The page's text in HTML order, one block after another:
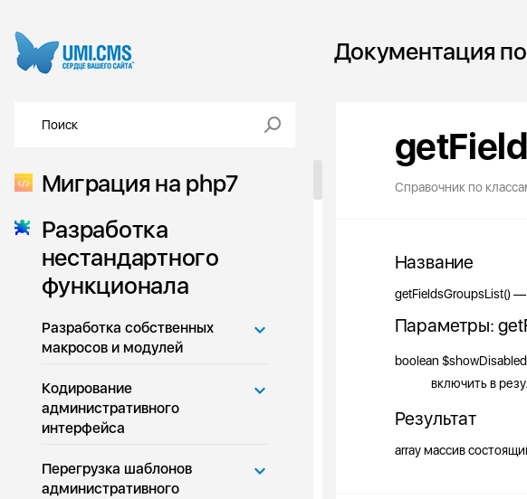
Документация по
Миграция на php7
Разработка
нестандартного
функционала
Разработка собственных
макросов и модулей
Кодирование
административного
интерфейса
Перегрузка шаблонов
административного
Справочник по
Название
getFieldsGroupsList()
Параметры:
boolean
включить в
Результат
arrayмассив